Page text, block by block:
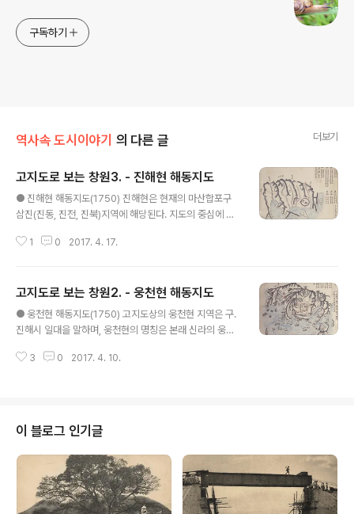
구독하기
역사속 도시이야기 의 다른 글 더보기
고지도로 보는 창원3. - 진해현 해동지도
● 진해현 해동지도(1750) 진해현은 현재의 마산합포구
삼진(진동, 진전, 진북)지역에 해당된다. 지도의 중심에 진
구획된 지역을 구분하여 표기하였다. 읍성내에 아사와 객
로 3개의 행정구역으로 나누어져 있다. 읍성 오른쪽의 하
천은 현재 태봉천에 해당되며, 좌측에 3개의 천은 진동천,
덕곡천 및 인곡천에 해당된다. 공공건물은 태봉천 상류에
현재 진동면 고현리 일대에 해당하는 해변에 정자(대변정)
1 0 2017. 4. 17.
고지도로 보는 창원2. - 웅천현 해동지도
● 웅천현 해동지도(1750) 고지도상의 웅천현 지역은 구.
진해시 일대을 말하며, 웅천현의 명칭은 본래 신라의 웅지
대에는 웅신현과 완포현으로 승격되었으며, 이후 조선조에
관이 파견되는 웅천현으로 승격되었으며, 뿐만 아니라 수
군의 병선이 주둔하는 정박지로 제포만호가 설치된 지역이
다. 웅천읍성(웅동 일대)을 중심으로 주변을 표기하였다.
읍성내에 ‘웅천현’라고 적혀있으며 2동의 건물이 있다. 좌
측에 아사, 우측에 객사, 우측 아래에는 감옥(옥)이 있으며,
사방으로 동문, 서문, 남문, 북문이 배..
3 0 2017. 4. 10.
이 블로그 인기글